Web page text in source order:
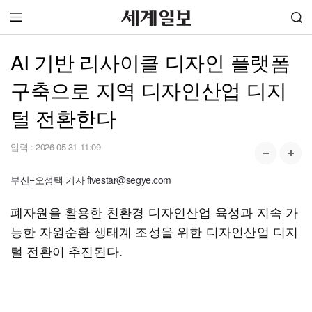
AI 기반 리사이클 디자인 플랫폼
구축으로 지역 디자인산업 디지
털 전환한다
입력 : 2026-05-31 11:09
부산=오성택 기자 fivestar@segye.com
폐자원을 활용한 친환경 디자인산업 육성과 지속 가
능한 자원순환 생태계 조성을 위한 디자인산업 디지
털 전환이 추진된다.